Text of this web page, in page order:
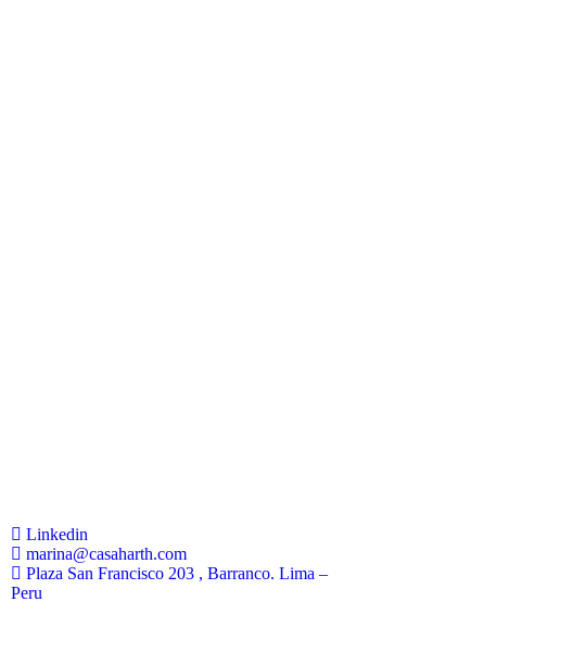
Linkedin
marina@casaharth.com
Plaza San Francisco 203 , Barranco. Lima –
Peru